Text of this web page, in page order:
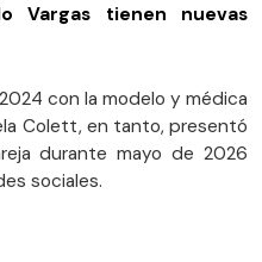
Vargas tienen nuevas
con la modelo y médica
Colett, en tanto, presentó
durante mayo de 2026
sociales.